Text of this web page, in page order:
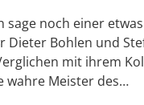
sage noch einer
Dieter Bohlen und
mit ihrem
wahre Meister des…